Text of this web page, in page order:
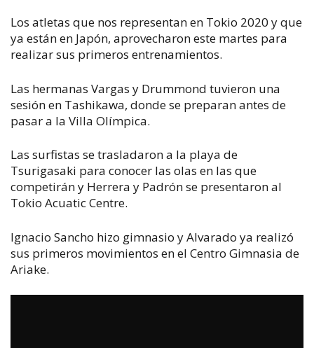
Los atletas que nos representan en Tokio 2020 y que
ya están en Japón, aprovecharon este martes para
realizar sus primeros entrenamientos.
Las hermanas Vargas y Drummond tuvieron una
sesión en Tashikawa, donde se preparan antes de
pasar a la Villa Olímpica.
Las surfistas se trasladaron a la playa de
Tsurigasaki para conocer las olas en las que
competirán y Herrera y Padrón se presentaron al
Tokio Acuatic Centre.
Ignacio Sancho hizo gimnasio y Alvarado ya realizó
sus primeros movimientos en el Centro Gimnasia de
Ariake.